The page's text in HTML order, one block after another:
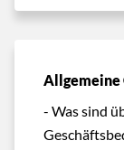
Allgemeine
- Was sind